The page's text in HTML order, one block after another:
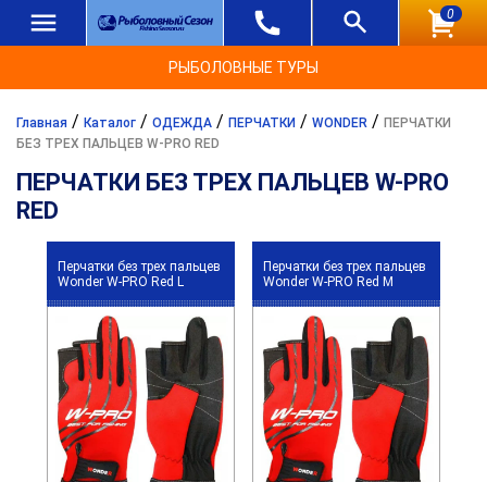
0
РЫБОЛОВНЫЕ ТУРЫ
Главная / Каталог / ОДЕЖДА / ПЕРЧАТКИ / WONDER / ПЕРЧАТКИ
БЕЗ ТРЕХ ПАЛЬЦЕВ W-PRO RED
ПЕРЧАТКИ БЕЗ ТРЕХ ПАЛЬЦЕВ W-PRO
RED
Перчатки без трех пальцев
Wonder W-PRO Red L
Перчатки без трех пальцев
Wonder W-PRO Red M